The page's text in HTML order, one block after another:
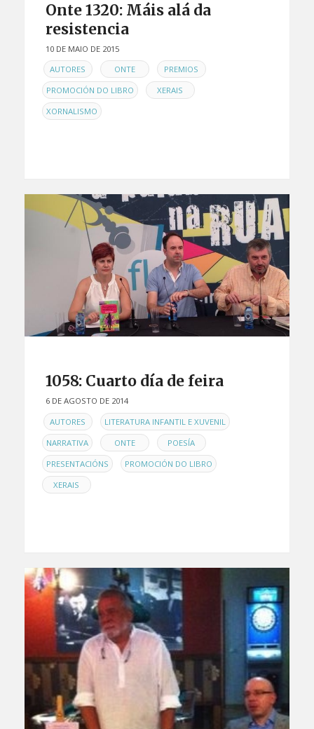
Onte 1320: Máis alá da
resistencia
10 DE MAIO DE 2015
ENAUTORES , ONTE , PREMIOS ,
PROMOCIÓN DO LIBRO , XERAIS ,
XORNALISMO
1058: Cuarto día de feira
6 DE AGOSTO DE 2014
EN AUTORES , LITERATURA INFANTIL E XUVENIL ,
NARRATIVA , ONTE , POESÍA ,
PRESENTACIÓNS , PROMOCIÓN DO LIBRO ,
XERAIS